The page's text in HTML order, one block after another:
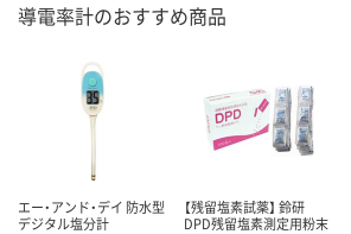
導電率計のおすすめ商品
エー・アンド・デイ 防水型
デジタル塩分計
【残留塩素試薬】 鈴研
DPD残留塩素測定用粉末